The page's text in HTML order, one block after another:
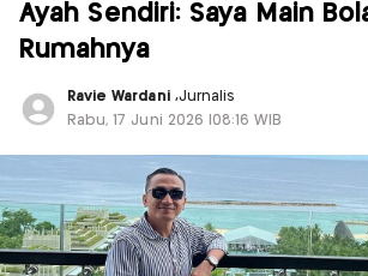
Ayah Sendiri: Saya Main
Rumahnya
Ravie Wardani ,Jurnalis
Rabu, 17 Juni 2026 |08:16 WIB